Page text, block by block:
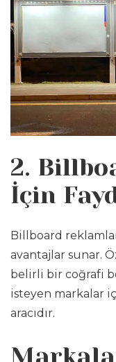
2.
İçin
Billboard
avantajlar sunar.
belirli bir coğrafi
isteyen markalar
aracıdır.